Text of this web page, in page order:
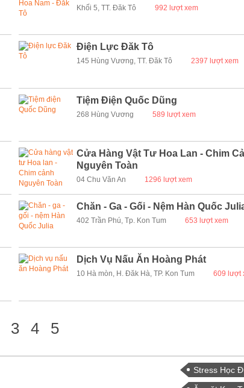
Khối 5, TT. Đăk Tô 992 lượt xem
Điện Lực Đăk Tô
145 Hùng Vương, TT. Đăk Tô 2397 lượt xem
Tiệm Điện Quốc Dũng
268 Hùng Vương 589 lượt xem
Cửa Hàng Vật Tư Hoa Lan - Chim
Nguyên Toàn
04 Chu Văn An 1296 lượt xem
Chăn - Ga - Gối - Nệm Hàn Quốc
402 Trần Phú, Tp. Kon Tum 653 lượt xem
Dịch Vụ Nấu Ăn Hoàng Phát
10 Hà mòn, H. Đăk Hà, TP. Kon Tum 609 lượt
3 4 5
Stress Học